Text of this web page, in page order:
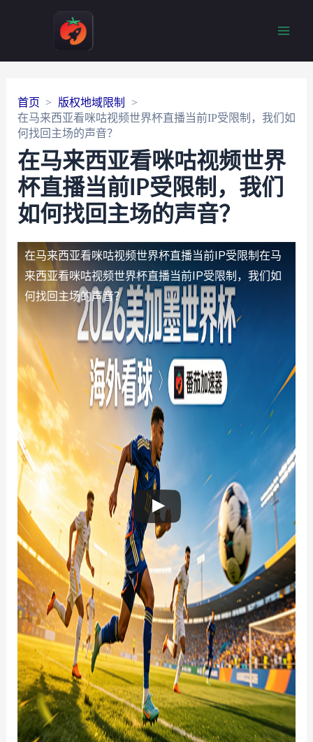
首页
版权地域限制
在马来西亚看咪咕视频世界杯直播当前IP受限制，我们如
何找回主场的声音？
在马来西亚看咪咕视频世界
杯直播当前IP受限制，我们
如何找回主场的声音？
在马来西亚看咪咕视频世界杯直播当前IP受限制 在马
来西亚看咪咕视频世界杯直播当前IP受限制，我们如
何找回主场的声音？